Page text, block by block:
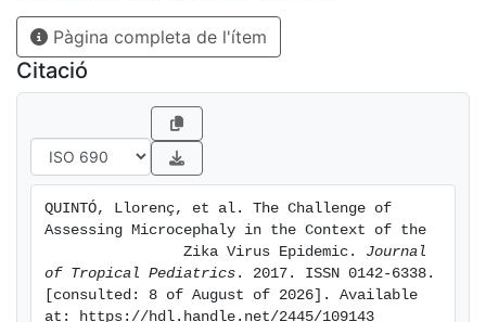
definitions of microcephaly are proposed to allow the
identification of true cases of microcephaly in a more
accurate
manner.
Pàgina completa de l'ítem
Citació
QUINTÓ, Llorenç, et al. The Challenge of
Assessing Microcephaly in the Context of the
                Zika Virus Epidemic.
Journal
of Tropical Pediatrics . 2017. ISSN 0142-6338.
[consulted: 8 of August of 2026]. Available
at: https://hdl.handle.net/2445/109143